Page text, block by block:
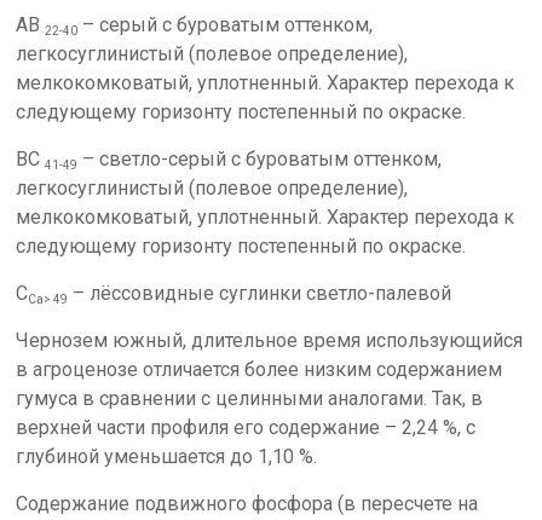
АВ22-40 – серый с буроватым оттенком,
легкосуглинистый (полевое определение),
мелкокомковатый, уплотненный. Характер перехода к
следующему горизонту постепенный по окраске.
ВС41-49 – светло-серый с буроватым оттенком,
легкосуглинистый (полевое определение),
мелкокомковатый, уплотненный. Характер перехода к
следующему горизонту постепенный по окраске.
ССа> 49 – лёссовидные суглинки светло-палевой
Чернозем южный, длительное время использующийся
в агроценозе отличается более низким содержанием
гумуса в сравнении с целинными аналогами. Так, в
верхней части профиля его содержание – 2,24 %, с
глубиной уменьшается до 1,10 %.
Содержание подвижного фосфора (в пересчете на